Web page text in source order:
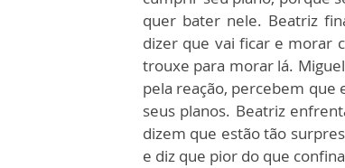
quer bater nele. Beatriz
dizer que vai ficar e morar
trouxe para morar lá.
pela reação, percebem que
seus planos. Beatriz
dizem que estão tão
e diz que pior do que